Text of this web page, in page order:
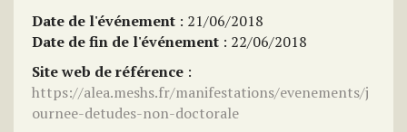
Date de l'événement : 21/06/2018
Date de fin de l'événement : 22/06/2018
Site web de référence :
https://alea.meshs.fr/manifestations/evenements/j
ournee-detudes-non-doctorale